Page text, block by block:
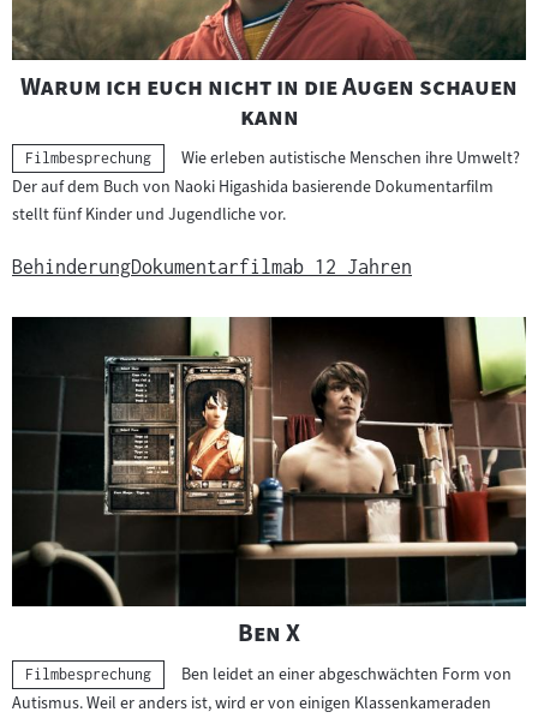
"
Warum ich euch nicht in die Augen schauen
kann
Kategorie:
Filmbesprechung
Wie erleben autistische Menschen ihre Umwelt?
Der auf dem Buch von Naoki Higashida basierende Dokumentarfilm
stellt fünf Kinder und Jugendliche vor.
BehinderungDokumentarfilmab 12 Jahren
"
Ben X"
Kategorie:
Filmbesprechung
Ben leidet an einer abgeschwächten Form von
Autismus. Weil er anders ist, wird er von einigen Klassenkameraden